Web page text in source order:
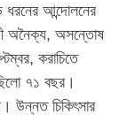
ধরনের আন্দোলনের
অনৈক্য, অসন্তোষ
করাচিতে
৭১ বছর।
উন্নত চিকিৎসার